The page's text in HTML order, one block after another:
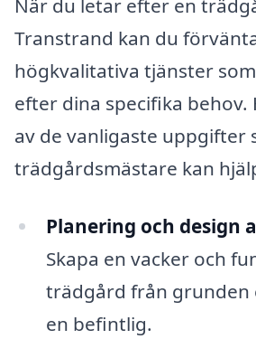
När du letar efter en
Transtrand kan du
högkvalitativa tjänster
efter dina specifika behov.
av de vanligaste uppgifter
trädgårdsmästare kan
Planering och design
Skapa en vacker och
trädgård från grunden
en befintlig.